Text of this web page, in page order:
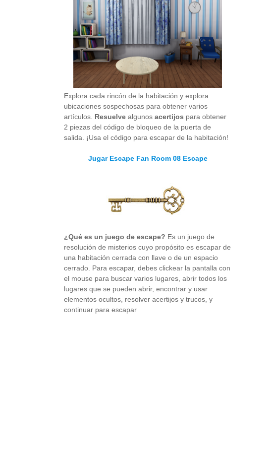
Explora cada rincón de la habitación y explora
ubicaciones sospechosas para obtener varios
artículos. Resuelve algunos acertijos para obtener
2 piezas del código de bloqueo de la puerta de
salida. ¡Usa el código para escapar de la habitación!
Jugar Escape Fan Room 08 Escape
¿Qué es un juego de escape? Es un juego de
resolución de misterios cuyo propósito es escapar de
una habitación cerrada con llave o de un espacio
cerrado. Para escapar, debes clickear la pantalla con
el mouse para buscar varios lugares, abrir todos los
lugares que se pueden abrir, encontrar y usar
elementos ocultos, resolver acertijos y trucos, y
continuar para escapar